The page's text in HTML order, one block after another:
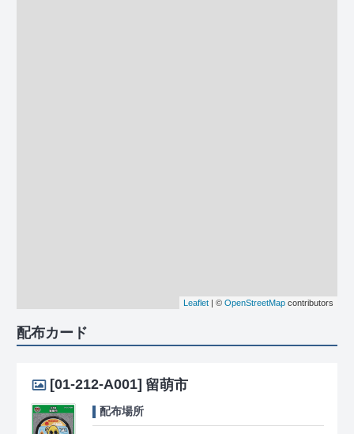
Leaflet | © OpenStreetMap contributors
配布カード
[01-212-A001] 留萌市
配布場所